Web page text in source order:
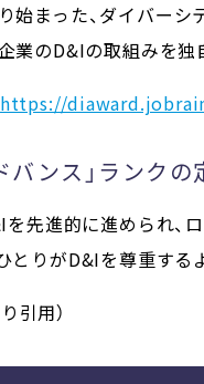
始まった、ダイバー
業のD&Iの取組みを独
https://
バンス」ランクの
を先進的に進められ
とりがD&Iを尊重する
引用）